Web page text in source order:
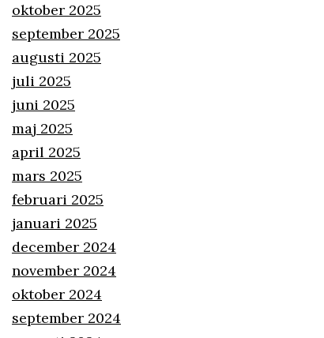
oktober 2025
september 2025
augusti 2025
juli 2025
juni 2025
maj 2025
april 2025
mars 2025
februari 2025
januari 2025
december 2024
november 2024
oktober 2024
september 2024